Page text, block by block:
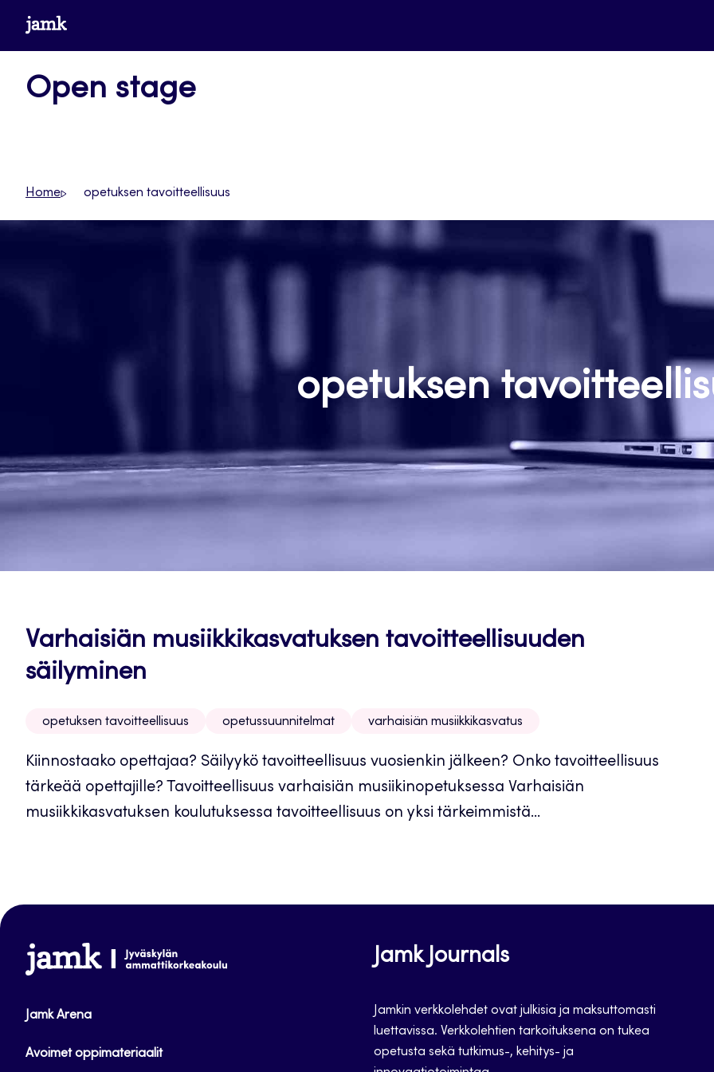
Siirrywww.jamk.fi
Open stage
Home opetuksen tavoitteellisuus
opetuksen
Varhaisiän musiikkikasvatuksen tavoitteellisuuden
säilyminen
opetuksen tavoitteellisuus opetussuunnitelmat varhaisiän musiikkikasvatus
Kiinnostaako opettajaa? Säilyykö tavoitteellisuus vuosienkin jälkeen? Onko tavoitteellisuus
tärkeää opettajille? Tavoitteellisuus varhaisiän musiikinopetuksessa Varhaisiän
musiikkikasvatuksen koulutuksessa tavoitteellisuus on yksi tärkeimmistä...
www.jamk.fi
Jamk Arena
Avoimet oppimateriaalit
Jamk Journals
Jamkin verkkolehdet ovat julkisia ja maksuttomasti
luettavissa. Verkkolehtien tarkoituksena on tukea
opetusta sekä tutkimus-, kehitys- ja